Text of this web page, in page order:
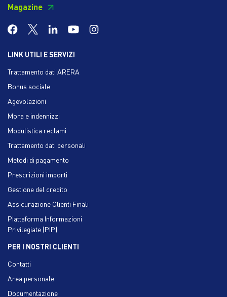
Magazine
LINK UTILI E SERVIZI
Trattamento dati ARERA
Bonus sociale
Agevolazioni
Mora e indennizzi
Modulistica reclami
Trattamento dati personali
Metodi di pagamento
Prescrizioni importi
Gestione del credito
Assicurazione Clienti Finali
Piattaforma Informazioni
Privilegiate (PIP)
PER I NOSTRI CLIENTI
Contatti
Area personale
Documentazione